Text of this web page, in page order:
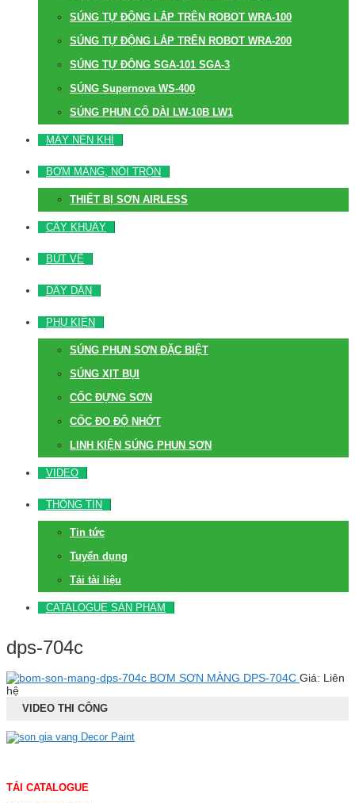
SÚNG TỰ ĐỘNG LẮP TRÊN ROBOT WRA-100
SÚNG TỰ ĐỘNG LẮP TRÊN ROBOT WRA-200
SÚNG TỰ ĐỘNG SGA-101 SGA-3
SÚNG Supernova WS-400
SÚNG PHUN CỔ DÀI LW-10B LW1
MÁY NÉN KHÍ
BƠM MÀNG, NỒI TRỘN
THIẾT BỊ SƠN AIRLESS
CÂY KHUẤY
BÚT VẼ
DÂY DẪN
PHỤ KIỆN
SÚNG PHUN SƠN ĐẶC BIỆT
SÚNG XỊT BỤI
CỐC ĐỰNG SƠN
CỐC ĐO ĐỘ NHỚT
LINH KIỆN SÚNG PHUN SƠN
VIDEO
THÔNG TIN
Tin tức
Tuyển dụng
Tải tài liệu
CATALOGUE SẢN PHẨM
dps-704c
BƠM SƠN MÀNG DPS-704C Giá: Liên
hệ
VIDEO THI CÔNG
TẢI CATALOGUE